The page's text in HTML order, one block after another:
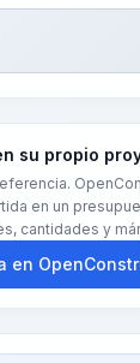
su propio
en un
cantidades y
en